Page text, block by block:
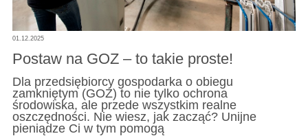
01.12.2025
Postaw na GOZ – to takie proste!
Dla przedsiębiorcy gospodarka o obiegu
zamkniętym (GOZ) to nie tylko ochrona
środowiska, ale przede wszystkim realne
oszczędności. Nie wiesz, jak zacząć? Unijne
pieniądze Ci w tym pomogą